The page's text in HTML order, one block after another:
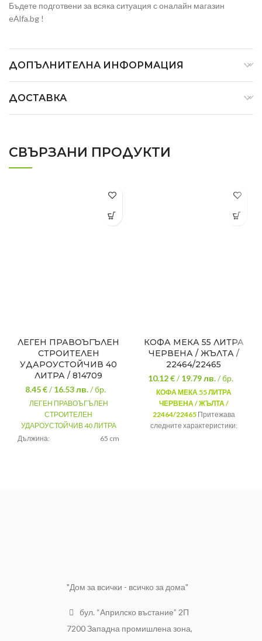
Бъдете подготвени за всяка ситуация с оналайн магазин
eAlfa.bg !
ДОПЪЛНИТЕЛНА ИНФОРМАЦИЯ
ДОСТАВКА
СВЪРЗАНИ ПРОДУКТИ
ЛЕГЕН ПРАВОЪГЪЛЕН
СТРОИТЕЛЕН
УДАРОУСТОЙЧИВ 40
ЛИТРА / 814709
8.45 €/16.53лв./ бр.
ЛЕГЕН ПРАВОЪГЪЛЕН
СТРОИТЕЛЕН
УДАРОУСТОЙЧИВ 40 ЛИТРА
Дължина:
65 cm
КОФА МЕКА 55 ЛИТРА
ЧЕРВЕНА / ЖЪЛТА /
22464/22465
10.12 €/19.79лв./ бр.
КОФА МЕКА 55 ЛИТРА
ЧЕРВЕНА / ЖЪЛТА /
22464/22465Притежава
следните характеристики:
"Дом за всички - всичко за дома"
бул. “Априлско въстание” 2П
7200 Западна промишлена зона,